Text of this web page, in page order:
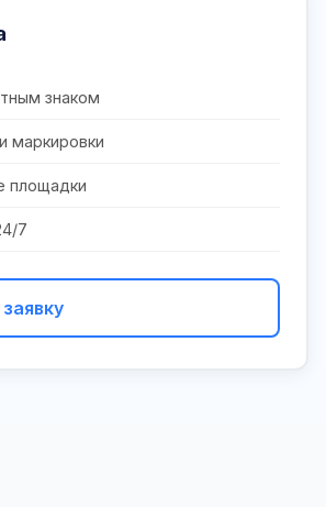
знаком
маркировки
площадки
7